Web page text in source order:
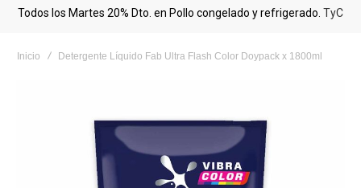
Todos los Martes 20% Dto. en Pollo congelado y refrigerado. TyC
Inicio Detergente Líquido Fab Ultra Flash Color Doypack x 1800ml